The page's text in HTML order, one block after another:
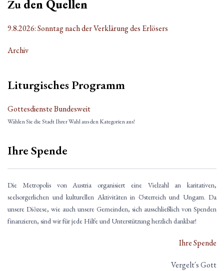
Zuden Quellen
9.8.2026: Sonntag nach der Verklärung des Erlösers
Archiv
Liturgisches Programm
Gottesdienste Bundesweit
Wählen Sie die Stadt Ihrer Wahl aus den Kategorien aus!
Ihre Spende
Die Metropolis von Austria organisiert eine Vielzahl an karitativen,
seelsorgerlichen und kulturellen Aktivitäten in Österreich und Ungarn. Da
unsere Diözese, wie auch unsere Gemeinden, sich ausschließlich von Spenden
finanzieren, sind wir für jede Hilfe und Unterstützung herzlich dankbar!
Ihre Spende
Vergelt´s Gott